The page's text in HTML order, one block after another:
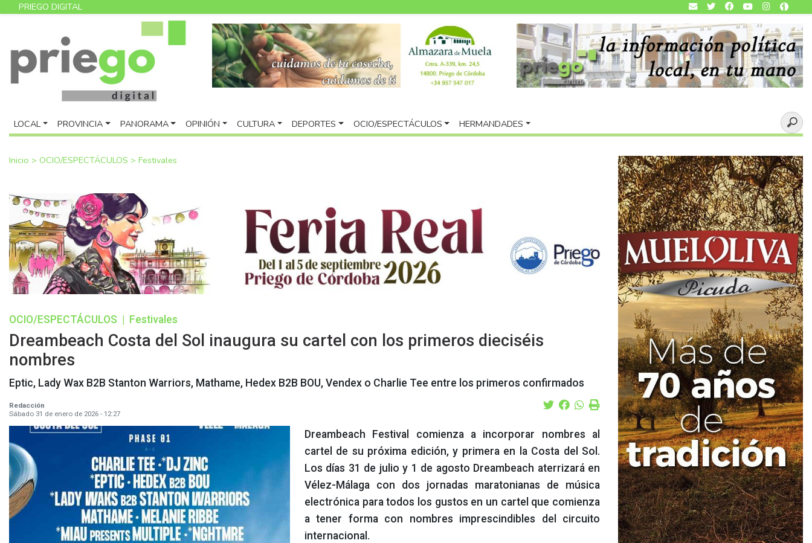
PRIEGO DIGITAL
LOCAL PROVINCIA PANORAMA OPINIÓN CULTURA DEPORTES OCIO/ESPECTÁCULOS HERMANDADES
Inicio > OCIO/ESPECTÁCULOS > Festivales
OCIO/ESPECTÁCULOS Festivales
Dreambeach Costa del Sol inaugura su cartel con los primeros dieciséis
nombres
Eptic, Lady Wax B2B Stanton Warriors, Mathame, Hedex B2B BOU, Vendex o Charlie Tee entre los primeros confirmados
Redacción
Sábado 31 de enero de 2026 - 12:27
Dreambeach Festival comienza a incorporar nombres al
cartel de su próxima edición, y primera en la Costa del Sol.
Los días 31 de julio y 1 de agosto Dreambeach aterrizará en
Vélez-Málaga con dos jornadas maratonianas de música
electrónica para todos los gustos en un cartel que comienza
a tener forma con nombres imprescindibles del circuito
internacional.